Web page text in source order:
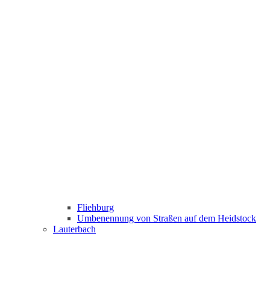
Fliehburg
Umbenennung von Straßen auf dem Heidstock
Lauterbach